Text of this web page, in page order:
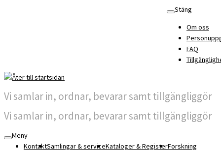
Stäng
Om oss
FAQ
Vi samlar in, ordnar, bevarar samt tillgängliggör
Vi samlar in, ordnar, bevarar samt tillgängliggör
Meny
KontaktSamlingar & serviceKataloger & RegisterForskning